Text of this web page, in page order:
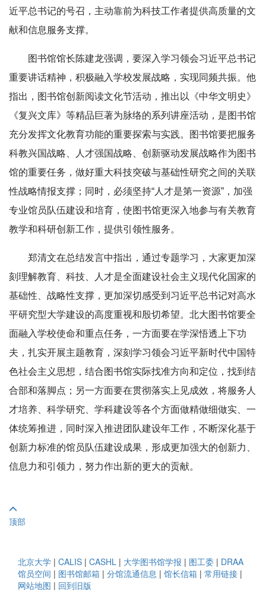
近平总书记的号召，主动靠前为科技工作者提供高质量的文
献和信息服务支撑。
图书馆馆长陈建龙强调，要深入学习领会习近平总书记
重要讲话精神，积极融入学校发展战略，实现同频共振。他
指出，图书馆创新阅读文化节活动，推出以《中华文明史》
《复兴文库》等精品巨著为脉络的系列讲座活动，是图书馆
充分发挥文化教育功能的重要探索与实践。图书馆要把服务
科教兴国战略、人才强国战略、创新驱动发展战略作为图书
馆的重要任务，做好重大科技突破与基础性研究之间的关联
性战略情报支撑；同时，必须坚持“人才是第一资源”，加强
专业馆员队伍建设和培育，使图书馆更深入地参与有关教育
教学和科研创新工作，提供引领性服务。
郑清文在总结发言中指出，通过专题学习，大家更加深
刻理解教育、科技、人才是全面建设社会主义现代化国家的
基础性、战略性支撑，更加深切感受到习近平总书记对高水
平研究型大学建设的高度重视和殷切希望。北大图书馆要全
面融入学校使命和重点任务，一方面要在学深悟透上下功
夫，扎实开展主题教育，深刻学习领会习近平新时代中国特
色社会主义思想，结合图书馆实际找准方向和定位，找到结
合部和落脚点；另一方面要在贯彻落实上见成效，将服务人
才培养、科学研究、学科建设等各个方面做精做细做实、一
体统筹推进，同时深入推进团队建设年工作，不断深化基于
创新力标准的馆员队伍建设成果，形成更加强大的创新力、
信息力和引领力，努力作出新的更大的贡献。
顶部
北京大学 | CALIS | CASHL | 大学图书馆学报 | 图工委 | DRAA
馆员空间 | 图书馆邮箱 | 分馆流通信息 | 馆长信箱 | 常用链接 |
网站地图 | 回到旧版